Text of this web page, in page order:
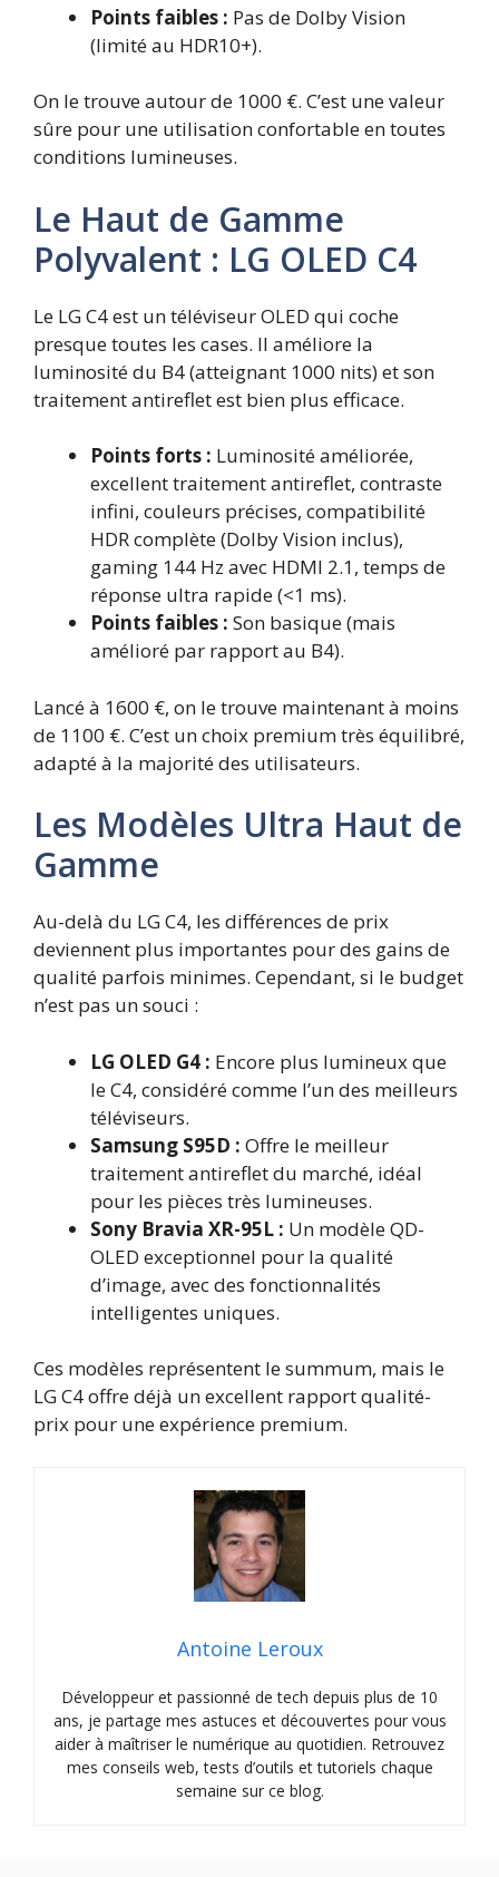
Points faibles : Pas de Dolby Vision
(limité au HDR10+).
On le trouve autour de 1000 €. C’est une valeur
sûre pour une utilisation confortable en toutes
conditions lumineuses.
Le Haut de Gamme
Polyvalent : LG OLED C4
Le LG C4 est un téléviseur OLED qui coche
presque toutes les cases. Il améliore la
luminosité du B4 (atteignant 1000 nits) et son
traitement antireflet est bien plus efficace.
Points forts : Luminosité améliorée,
excellent traitement antireflet, contraste
infini, couleurs précises, compatibilité
HDR complète (Dolby Vision inclus),
gaming 144 Hz avec HDMI 2.1, temps de
réponse ultra rapide (<1 ms).
Points faibles : Son basique (mais
amélioré par rapport au B4).
Lancé à 1600 €, on le trouve maintenant à moins
de 1100 €. C’est un choix premium très équilibré,
adapté à la majorité des utilisateurs.
Les Modèles Ultra Haut de
Gamme
Au-delà du LG C4, les différences de prix
deviennent plus importantes pour des gains de
qualité parfois minimes. Cependant, si le budget
n’est pas un souci :
LG OLED G4 : Encore plus lumineux que
le C4, considéré comme l’un des meilleurs
téléviseurs.
Samsung S95D : Offre le meilleur
traitement antireflet du marché, idéal
pour les pièces très lumineuses.
Sony Bravia XR-95L : Un modèle QD-
OLED exceptionnel pour la qualité
d’image, avec des fonctionnalités
intelligentes uniques.
Ces modèles représentent le summum, mais le
LG C4 offre déjà un excellent rapport qualité-
prix pour une expérience premium.
Antoine Leroux
Développeur et passionné de tech depuis plus de 10
ans, je partage mes astuces et découvertes pour vous
aider à maîtriser le numérique au quotidien. Retrouvez
mes conseils web, tests d’outils et tutoriels chaque
semaine sur ce blog.